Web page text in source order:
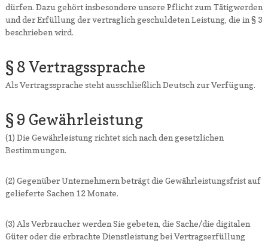
dürfen. Dazu gehört insbesondere unsere Pflicht zum Tätigwerden
und der Erfüllung der vertraglich geschuldeten Leistung, die in § 3
beschrieben wird.
§ 8 Vertragssprache
Als Vertragssprache steht ausschließlich Deutsch zur Verfügung.
§ 9 Gewährleistung
(1) Die Gewährleistung richtet sich nach den gesetzlichen
Bestimmungen.
(2) Gegenüber Unternehmern beträgt die Gewährleistungsfrist auf
gelieferte Sachen 12 Monate.
(3) Als Verbraucher werden Sie gebeten, die Sache/die digitalen
Güter oder die erbrachte Dienstleistung bei Vertragserfüllung